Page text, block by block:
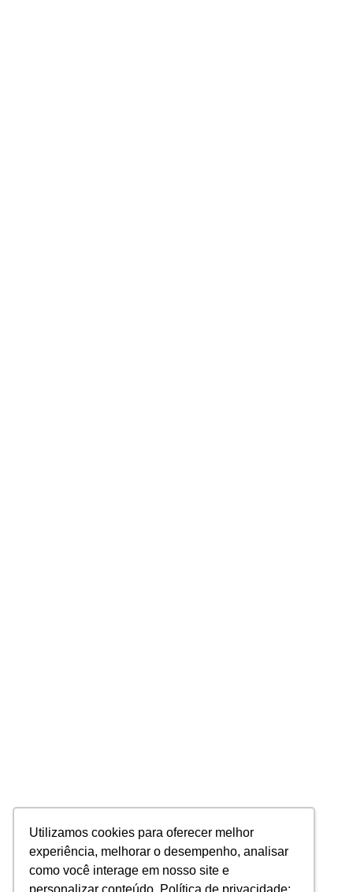
Utilizamos cookies para oferecer melhor
experiência, melhorar o desempenho, analisar
como você interage em nosso site e
personalizar conteúdo. Política de privacidade: